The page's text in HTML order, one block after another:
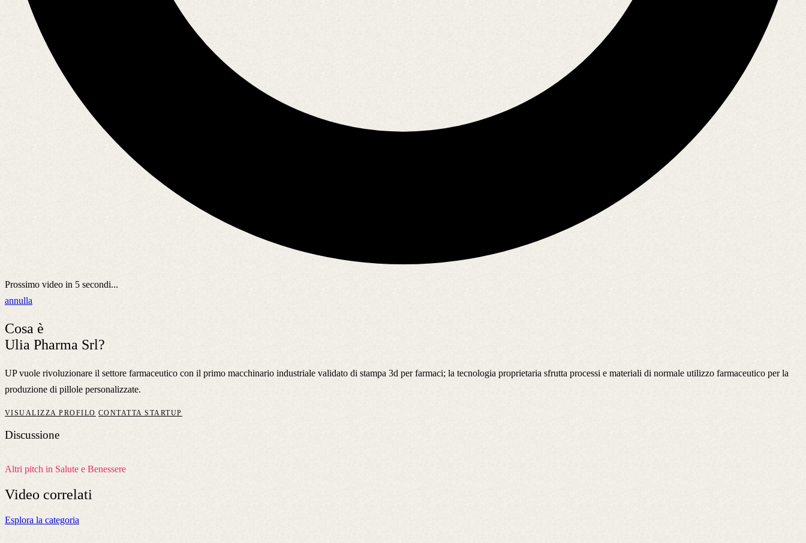
Prossimo video in 5 secondi...
annulla
Cosa è
Ulia Pharma Srl?
UP vuole rivoluzionare il settore farmaceutico con il primo macchinario industriale validato di stampa 3d per farmaci; la tecnologia proprietaria sfrutta processi e materiali di normale utilizzo farmaceutico per la
produzione di pillole personalizzate.
VISUALIZZA PROFILO CONTATTA STARTUP
Discussione
Altri pitch in Salute e Benessere
Video correlati
Esplora la categoria